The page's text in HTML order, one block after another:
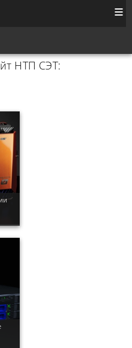
НТП СЭТ: